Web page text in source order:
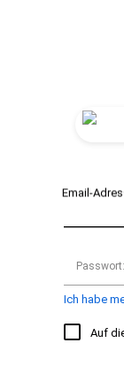
Email-
Passwort:
Ich habe
Auf